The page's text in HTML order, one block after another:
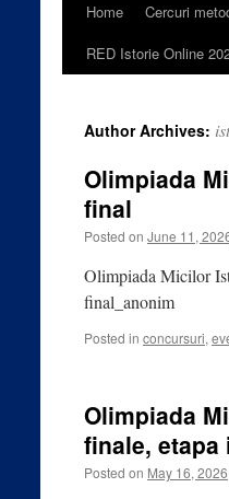
SkipHome Cercuri
RED Istorie Online
Author Archives:
Olimpiada
final
Posted on June 11,
Olimpiada Micilor
final_anonim
Posted in concursuri,
Olimpiada
finale, etapa
Posted on May 16, 2026